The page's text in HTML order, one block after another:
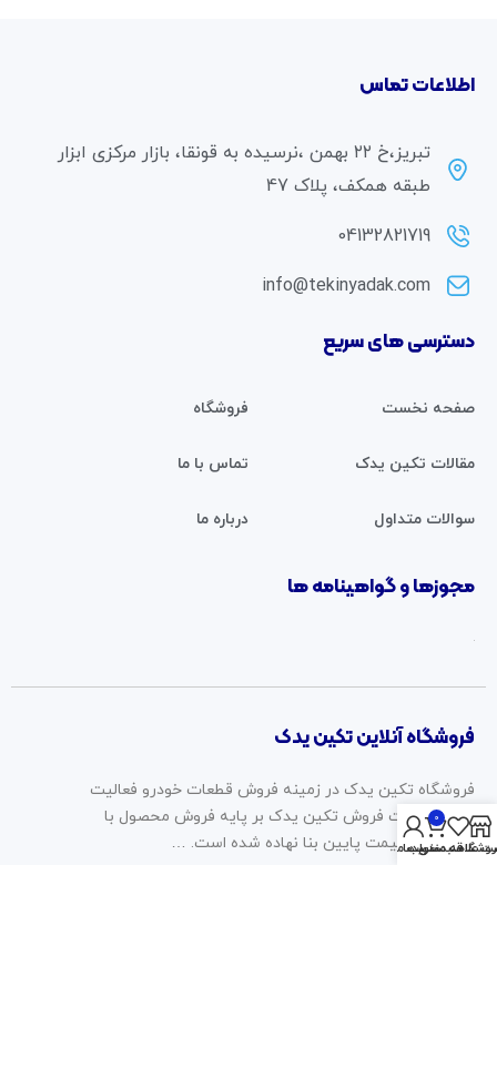
اطلاعات تماس
تبریز،خ ۲۲ بهمن ،نرسیده به قونقا، بازار مرکزی ابزار
طبقه همکف، پلاک 47
04132821719
info@tekinyadak.com
دسترسی های سریع
صفحه نخست فروشگاه
مقالات تکین یدک تماس با ما
سوالات متداول درباره ما
مجوزها و گواهینامه ها
فروشگاه آنلاین تکین یدک
فروشگاه تکین یدک در زمینه فروش قطعات خودرو فعالیت
دارد. سیاست فروش تکین یدک بر پایه فروش محصول با
کیفیت، با قیمت پایین بنا نهاده شده است. …
علاقه مندی ها
0
سبد خرید
حساب من